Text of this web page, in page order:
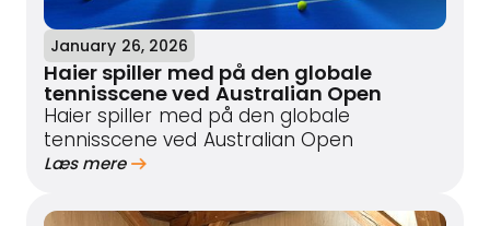
January 26, 2026
Haier spiller med på den globale
tennisscene ved Australian Open
Haier spiller med på den globale
tennisscene ved Australian Open
Læs mere